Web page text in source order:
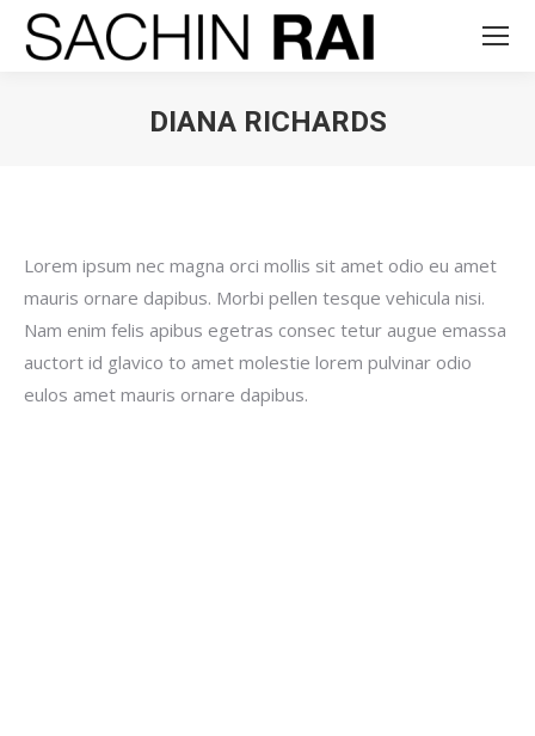
DIANA RICHARDS
Lorem ipsum nec magna orci mollis sit amet odio eu amet
mauris ornare dapibus. Morbi pellen tesque vehicula nisi.
Nam enim felis apibus egetras consec tetur augue emassa
auctort id glavico to amet molestie lorem pulvinar odio
eulos amet mauris ornare dapibus.